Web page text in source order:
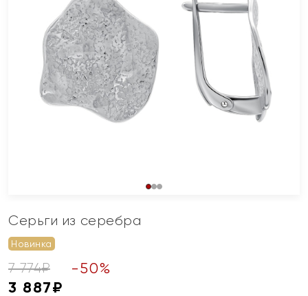
Серьги из серебра
Новинка
7 774₽ -50%
3 887₽